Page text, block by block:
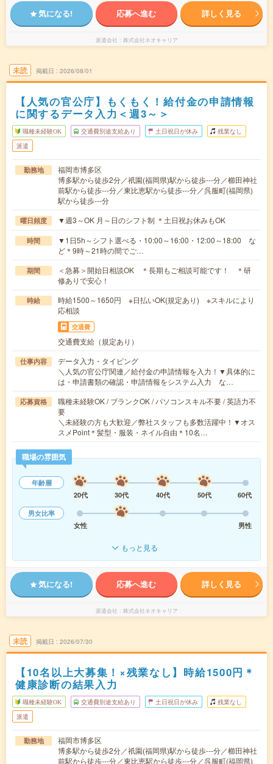
気になる! 応募へ進む 詳しく見る
派遣会社 株式会社ネオキャリア
未読 掲載日 2026/08/01
【人気の官公庁】もくもく！給付金の申請情報
に関するデータ入力＜週3～＞
職種未経験OK 交通費別途支給あり 土日祝日が休み 残業なし
派遣
勤務地
福岡市博多区
博多駅から徒歩2分／祇園(福岡県)駅から徒歩---分／櫛田神社
前駅から徒歩---分／東比恵駅から徒歩---分／呉服町(福岡県)
駅から徒歩---分
曜日頻度 ▼週3～OK 月～日のシフト制 ＊土日祝お休みもOK
時間
▼1日5h～シフト選べる・10:00～16:00・12:00～18:00 な
ど＊9時～21時の間でご…
期間
＜急募＞開始日相談OK ＊長期もご相談可能です！ ＊研
修ありで安心！
時給
時給1500～1650円 ※日払いOK(規定あり) ※スキルにより
応相談
交通費
交通費支給（規定あり）
仕事内容
データ入力・タイピング
＼人気の官公庁関連／給付金の申請情報を入力！▼具体的に
は・申請書類の確認・申請情報をシステム入力 な…
応募資格
職種未経験OK / ブランクOK / パソコンスキル不要 / 英語力不
要
＼未経験の方も大歓迎／弊社スタッフも多数活躍中！▼オス
スメPoint＊髪型・服装・ネイル自由＊10名…
職場の雰囲気
年齢層
20代
30代 40代 50代
60代
男女比率
女性
男性
もっと見る
気になる! 応募へ進む 詳しく見る
派遣会社 株式会社ネオキャリア
未読 掲載日 2026/07/30
【10名以上大募集！×残業なし】時給1500円＊
健康診断の結果入力
職種未経験OK 交通費別途支給あり 土日祝日が休み 残業なし
派遣
勤務地
福岡市博多区
博多駅から徒歩2分／祇園(福岡県)駅から徒歩---分／櫛田神社
前駅から徒歩---分／東比恵駅から徒歩---分／呉服町(福岡県)